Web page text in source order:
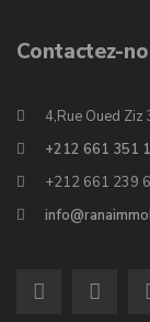
Contactez-
4,Rue Oued
+212 661 351
+212 661 239